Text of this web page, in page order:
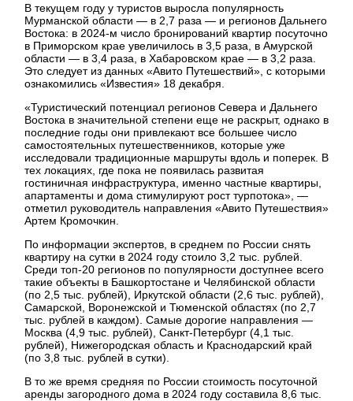
В текущем году у туристов выросла популярность
Мурманской области — в 2,7 раза — и регионов Дальнего
Востока: в 2024-м число бронирований квартир посуточно
в Приморском крае увеличилось в 3,5 раза, в Амурской
области — в 3,4 раза, в Хабаровском крае — в 3,2 раза.
Это следует из данных «Авито Путешествий», с которыми
ознакомились «Известия» 18 декабря.
«Туристический потенциал регионов Севера и Дальнего
Востока в значительной степени еще не раскрыт, однако в
последние годы они привлекают все большее число
самостоятельных путешественников, которые уже
исследовали традиционные маршруты вдоль и поперек. В
тех локациях, где пока не появилась развитая
гостиничная инфраструктура, именно частные квартиры,
апартаменты и дома стимулируют рост турпотока», —
отметил руководитель направления «Авито Путешествия»
Артем Кромочкин.
По информации экспертов, в среднем по России снять
квартиру на сутки в 2024 году стоило 3,2 тыс. рублей.
Среди топ-20 регионов по популярности доступнее всего
такие объекты в Башкортостане и Челябинской области
(по 2,5 тыс. рублей), Иркутской области (2,6 тыс. рублей),
Самарской, Воронежской и Тюменской областях (по 2,7
тыс. рублей в каждом). Самые дорогие направления —
Москва (4,9 тыс. рублей), Санкт-Петербург (4,1 тыс.
рублей), Нижегородская область и Краснодарский край
(по 3,8 тыс. рублей в сутки).
В то же время средняя по России стоимость посуточной
аренды загородного дома в 2024 году составила 8,6 тыс.